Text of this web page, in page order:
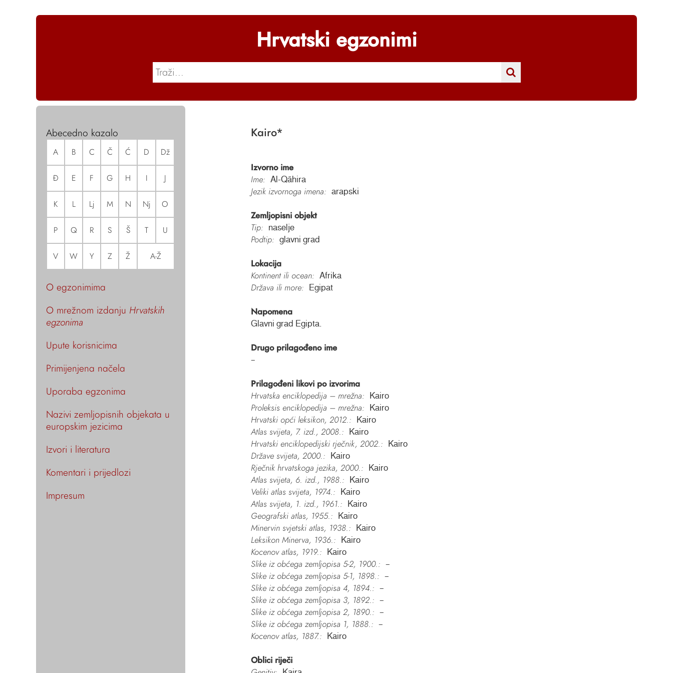
Hrvatski egzonimi
Abecedno kazalo
A B C Č Ć D Dž
Đ E F G H I J
K L Lj M N Nj O
P Q R S Š T U
V W Y Z Ž A-Ž
O egzonimima
O mrežnom izdanju Hrvatskih
egzonima
Upute korisnicima
Primijenjena načela
Uporaba egzonima
Nazivi zemljopisnih objekata u
europskim jezicima
Izvori i literatura
Komentari i prijedlozi
Impresum
Kairo*
Izvorno ime
Ime:
Al-Qāhira
Jezik izvornoga imena: arapski
Zemljopisni objekt
Tip:
naselje
Podtip: glavni grad
Lokacija
Kontinent ili ocean:
Afrika
Država ili more: Egipat
Napomena
Glavni grad Egipta.
Drugo prilagođeno ime
–
Prilagođeni likovi po izvorima
Hrvatska enciklopedija – mrežna:
Kairo
Proleksis enciklopedija – mrežna: Kairo
Hrvatski opći leksikon, 2012.: Kairo
Atlas svijeta, 7. izd., 2008.: Kairo
Hrvatski enciklopedijski rječnik, 2002.: Kairo
Države svijeta, 2000.: Kairo
Rječnik hrvatskoga jezika, 2000.: Kairo
Atlas svijeta, 6. izd., 1988.: Kairo
Veliki atlas svijeta, 1974.: Kairo
Atlas svijeta, 1. izd., 1961.: Kairo
Geografski atlas, 1955.: Kairo
Minervin svjetski atlas, 1938.: Kairo
Leksikon Minerva, 1936.: Kairo
Kocenov atlas, 1919.: Kairo
Slike iz obćega zemljopisa 5-2, 1900.: –
Slike iz obćega zemljopisa 5-1, 1898.: –
Slike iz obćega zemljopisa 4, 1894.: –
Slike iz obćega zemljopisa 3, 1892.: –
Slike iz obćega zemljopisa 2, 1890.: –
Slike iz obćega zemljopisa 1, 1888.: –
Kocenov atlas, 1887.: Kairo
Oblici riječi